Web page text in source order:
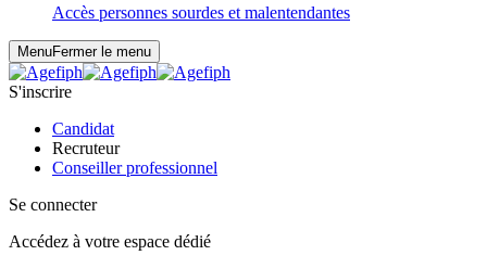
Accès personnes sourdes et malentendantes
MenuFermer le menu
S'inscrire
Candidat
Recruteur
Conseiller professionnel
Se connecter
Accédez à votre espace dédié